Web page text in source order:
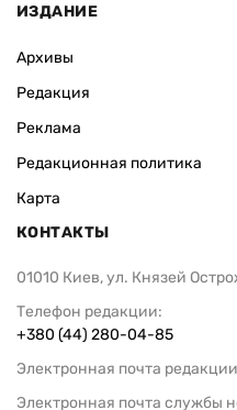
ИЗДАНИЕ
Архивы
Редакция
Реклама
Редакционная политика
Карта
КОНТАКТЫ
01010 Киев, ул. Князей
Телефон редакции:
+380 (44) 280-04-85
Электронная почта
Электронная почта службы